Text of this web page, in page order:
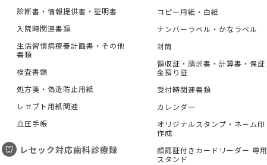
診断書・情報提供書・証明書
入院時関連書類
生活習慣病療養計画書・その他
書類
検査書類
処方箋・偽造防止用紙
レセプト用紙関連
血圧手帳
レセック対応歯科診療録
コピー用紙・白紙
ナンバーラベル・かなラベル
封筒
領収証・請求書・計算書・保証
金預り証
受付時関連書類
カレンダー
オリジナルスタンプ・ネーム印
作成
顔認証付きカードリーダー 専用
スタンド